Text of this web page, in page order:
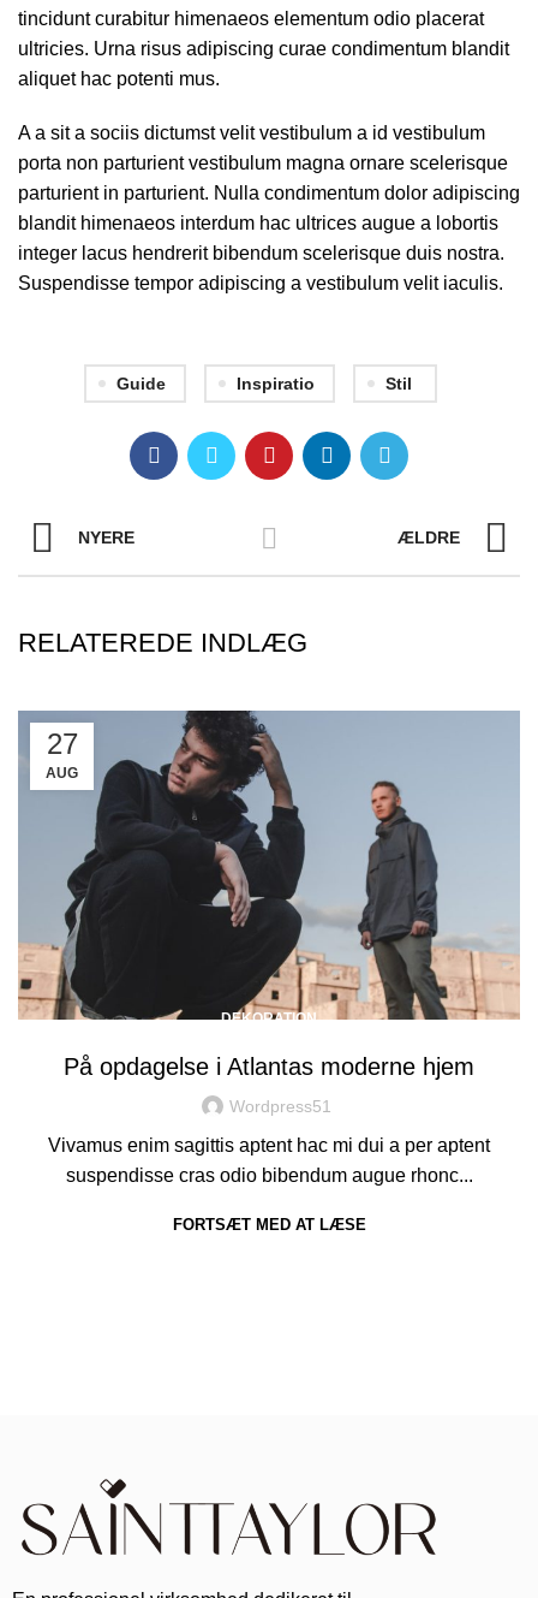
tincidunt curabitur himenaeos elementum odio placerat
ultricies. Urna risus adipiscing curae condimentum blandit
aliquet hac potenti mus.
A a sit a sociis dictumst velit vestibulum a id vestibulum
porta non parturient vestibulum magna ornare scelerisque
parturient in parturient. Nulla condimentum dolor adipiscing
blandit himenaeos interdum hac ultrices augue a lobortis
integer lacus hendrerit bibendum scelerisque duis nostra.
Suspendisse tempor adipiscing a vestibulum velit iaculis.
Guide Inspiratio Stil
NYERE ÆLDRE
RELATEREDE INDLÆG
27
AUG
DEKORATION
På opdagelse i Atlantas moderne hjem
Wordpress51
Vivamus enim sagittis aptent hac mi dui a per aptent
suspendisse cras odio bibendum augue rhonc...
FORTSÆT MED AT LÆSE